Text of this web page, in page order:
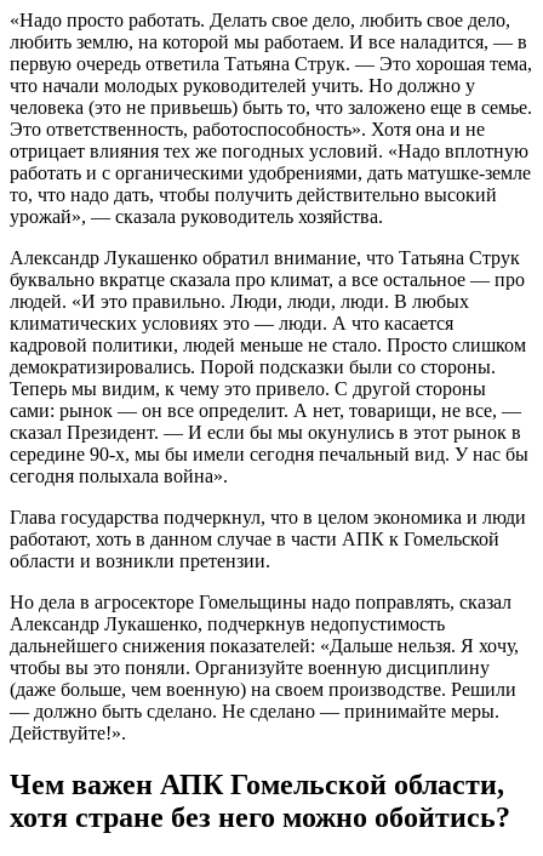
«Надо просто работать. Делать свое дело, любить свое дело,
любить землю, на которой мы работаем. И все наладится, — в
первую очередь ответила Татьяна Струк. — Это хорошая тема,
что начали молодых руководителей учить. Но должно у
человека (это не привьешь) быть то, что заложено еще в семье.
Это ответственность, работоспособность». Хотя она и не
отрицает влияния тех же погодных условий. «Надо вплотную
работать и с органическими удобрениями, дать матушке-земле
то, что надо дать, чтобы получить действительно высокий
урожай», — сказала руководитель хозяйства.
Александр Лукашенко обратил внимание, что Татьяна Струк
буквально вкратце сказала про климат, а все остальное — про
людей. «И это правильно. Люди, люди, люди. В любых
климатических условиях это — люди. А что касается
кадровой политики, людей меньше не стало. Просто слишком
демократизировались. Порой подсказки были со стороны.
Теперь мы видим, к чему это привело. С другой стороны
сами: рынок — он все определит. А нет, товарищи, не все, —
сказал Президент. — И если бы мы окунулись в этот рынок в
середине 90-х, мы бы имели сегодня печальный вид. У нас бы
сегодня полыхала война».
Глава государства подчеркнул, что в целом экономика и люди
работают, хоть в данном случае в части АПК к Гомельской
области и возникли претензии.
Но дела в агросекторе Гомельщины надо поправлять, сказал
Александр Лукашенко, подчеркнув недопустимость
дальнейшего снижения показателей: «Дальше нельзя. Я хочу,
чтобы вы это поняли. Организуйте военную дисциплину
(даже больше, чем военную) на своем производстве. Решили
— должно быть сделано. Не сделано — принимайте меры.
Действуйте!».
Чем важен АПК Гомельской области,
хотя стране без него можно обойтись?